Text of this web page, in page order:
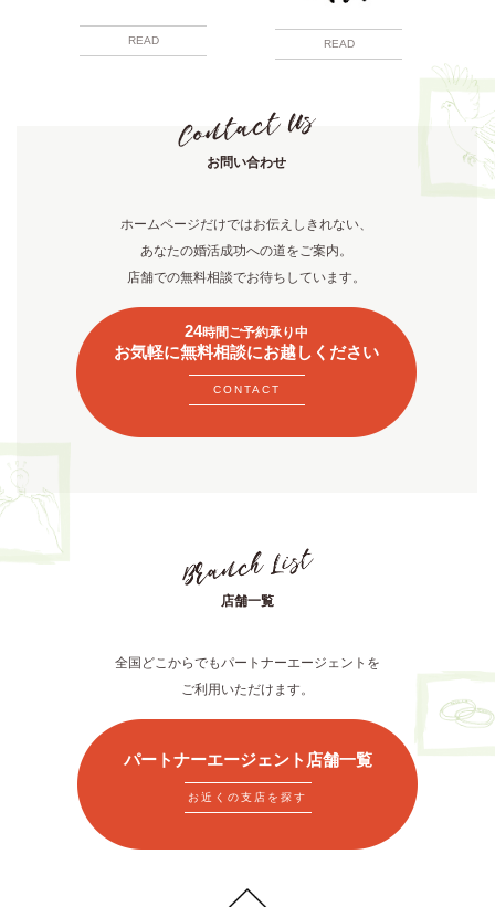
READ READ
お問い合わせ
ホームページだけではお伝えしきれない、
あなたの婚活成功への道をご案内。
店舗での無料相談でお待ちしています。
24時間ご予約承り中
お気軽に無料相談にお越しください
CONTACT
店舗一覧
全国どこからでもパートナーエージェントを
ご利用いただけます。
パートナーエージェント店舗一覧
お近くの支店を探す